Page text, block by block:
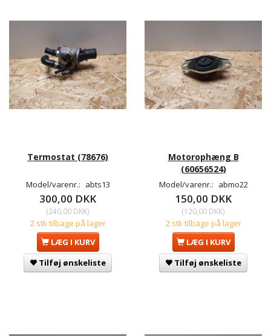
Termostat (78676)
Model/varenr.: abts13
300,00 DKK
(240,00 DKK)
2 stk tilbage på lager
LÆG I KURV
Tilføj ønskeliste
Motorophæng B
(60656524)
Model/varenr.: abmo22
150,00 DKK
(120,00 DKK)
2 stk tilbage på lager
LÆG I KURV
Tilføj ønskeliste